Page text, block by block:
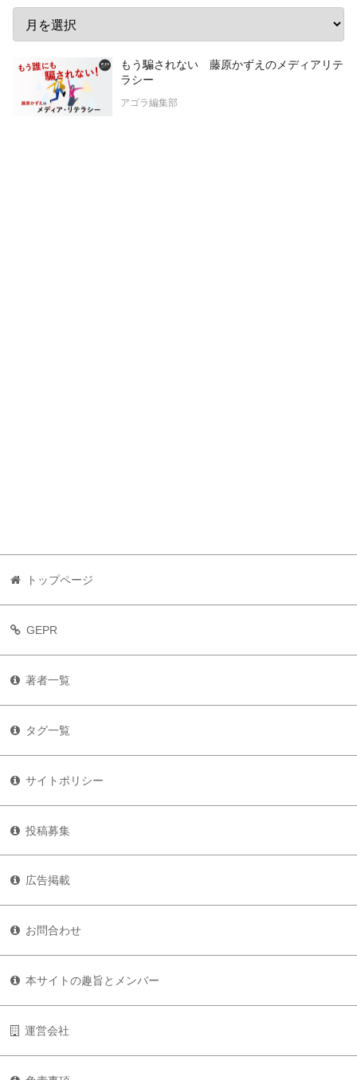
もう騙されない 藤原かずえのメディアリテ
ラシー
アゴラ編集部
トップページ
GEPR
著者一覧
タグ一覧
サイトポリシー
投稿募集
広告掲載
お問合わせ
本サイトの趣旨とメンバー
運営会社